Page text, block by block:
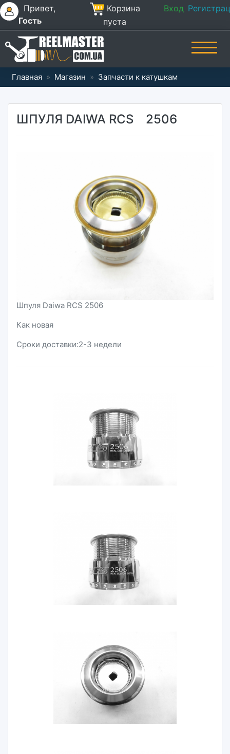
Привет,
Гость
Корзина
пуста
Вход
Главная » Магазин » Запчасти к катушкам
ШПУЛЯ DAIWA RCS 2506
Шпуля Daiwa RCS 2506
Как новая
Сроки доставки:2-3 недели